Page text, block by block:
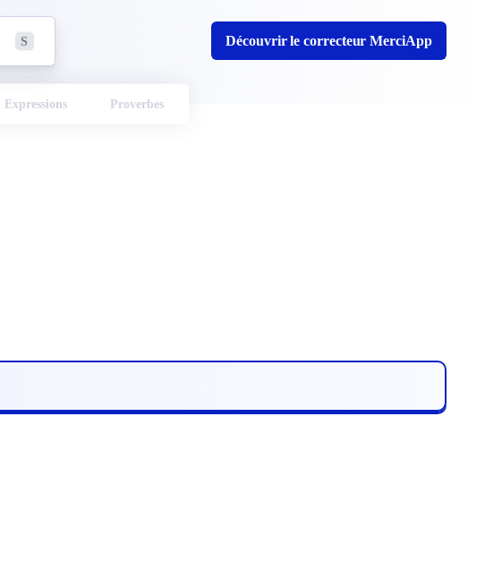
S Découvrir le correcteur MerciApp
Expressions Proverbes